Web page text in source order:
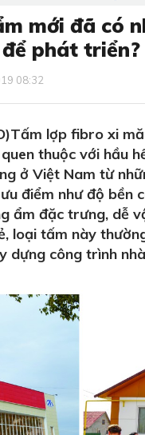
mới đã có
phát triển?
08:32
lợp fibro xi
thuộc với hầu
ở Việt Nam từ
điểm như độ bền
ẩm đặc trưng, dễ
loại tấm này
dựng công trình